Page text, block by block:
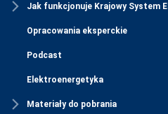
Jak funkcjonuje Krajowy System
Opracowania eksperckie
Podcast
Elektroenergetyka
Materiały do pobrania